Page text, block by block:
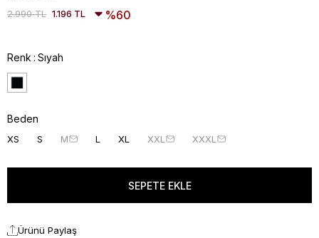
2.990 TL 1.196 TL 60
Renk Sıyah
Beden
XS S M L XL XXL XXXL
Ürünü Paylaş